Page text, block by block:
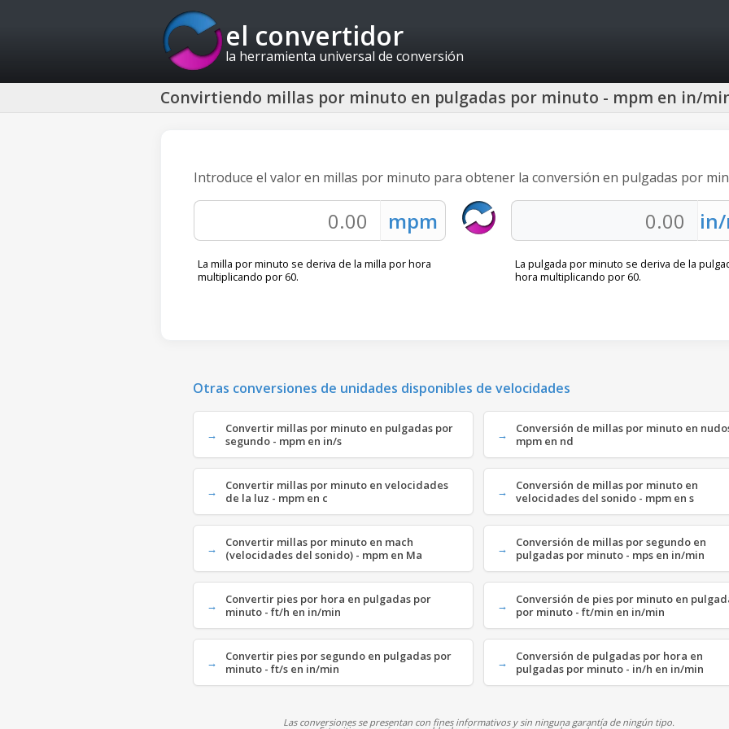
el convertidor
la herramienta universal de conversión
Convirtiendo millas por minuto en pulgadas por minuto - mpm en in/
Introduce el valor en millas por minuto para obtener la conversión en pulgadas por
La milla por minuto se deriva de la milla por hora
multiplicando por 60.
La pulgada por minuto se deriva de la
hora multiplicando por 60.
Otras conversiones de unidades disponibles de velocidades
Convertir millas por minuto en pulgadas por
segundo - mpm en in/s
Conversión de millas por minuto en
mpm en nd
Convertir millas por minuto en velocidades
de la luz - mpm en c
Conversión de millas por minuto en
velocidades del sonido - mpm en s
Convertir millas por minuto en mach
(velocidades del sonido) - mpm en Ma
Conversión de millas por segundo en
pulgadas por minuto - mps en in/min
Convertir pies por hora en pulgadas por
minuto - ft/h en in/min
Conversión de pies por minuto en
por minuto - ft/min en in/min
Convertir pies por segundo en pulgadas por
minuto - ft/s en in/min
Conversión de pulgadas por hora en
pulgadas por minuto - in/h en in/min
Las conversiones se presentan con fines informativos y sin ninguna garantía de ningún tipo.